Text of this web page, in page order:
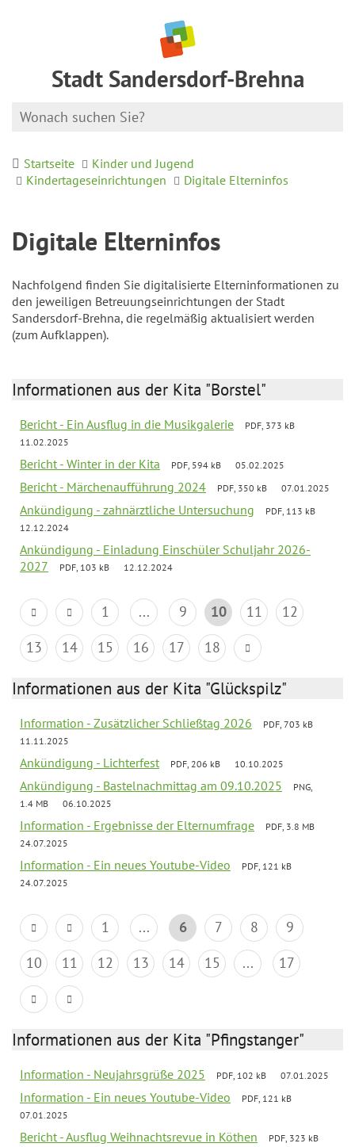
Stadt Sandersdorf-Brehna
Startseite
Kinder und Jugend
Kindertageseinrichtungen
Digitale Elterninfos
Digitale Elterninfos
Nachfolgend finden Sie digitalisierte Elterninformationen zu
den jeweiligen Betreuungseinrichtungen der Stadt
Sandersdorf-Brehna, die regelmäßig aktualisiert werden
(zum Aufklappen).
Informationen aus der Kita "Borstel"
Bericht - Ein Ausflug in die Musikgalerie
PDF, 373 kB
11.02.2025
Bericht - Winter in der Kita PDF, 594 kB 05.02.2025
Bericht - Märchenaufführung 2024 PDF, 350 kB 07.01.2025
Ankündigung - zahnärztliche Untersuchung
PDF, 113 kB
12.12.2024
Ankündigung - Einladung Einschüler Schuljahr 2026-
2027
PDF, 103 kB 12.12.2024
1 ... 9 10 11
12
13
14 15 16 17 18
Informationen aus der Kita "Glückspilz"
Information - Zusätzlicher Schließtag 2026
PDF, 703 kB
11.11.2025
Ankündigung - Lichterfest PDF, 206 kB 10.10.2025
Ankündigung - Bastelnachmittag am 09.10.2025
PNG,
1.4 MB
06.10.2025
Information - Ergebnisse der Elternumfrage
PDF, 3.8 MB
24.07.2025
Information - Ein neues Youtube-Video
PDF, 121 kB
24.07.2025
1 ... 6 7 8
9
10
11 12 13 14 15 ... 17
Informationen aus der Kita "Pfingstanger"
Information - Neujahrsgrüße 2025 PDF, 102 kB 07.01.2025
Information - Ein neues Youtube-Video
PDF, 121 kB
07.01.2025
Bericht - Ausflug Weihnachtsrevue in Köthen
PDF, 323 kB